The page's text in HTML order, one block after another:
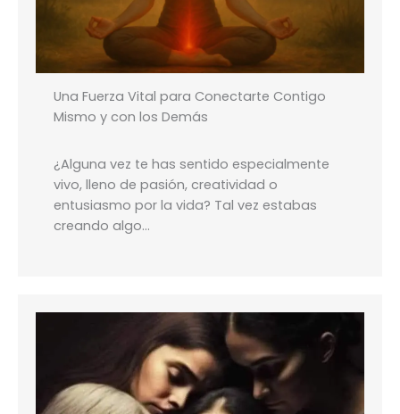
Una Fuerza Vital para Conectarte Contigo
Mismo y con los Demás
¿Alguna vez te has sentido especialmente
vivo, lleno de pasión, creatividad o
entusiasmo por la vida? Tal vez estabas
creando algo…